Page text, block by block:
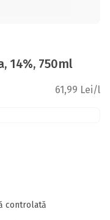
14%, 750ml
61,99 Lei/l
controlată